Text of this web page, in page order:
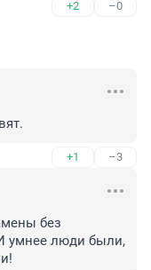
+2 –0
+1 –3
без
умнее люди были,